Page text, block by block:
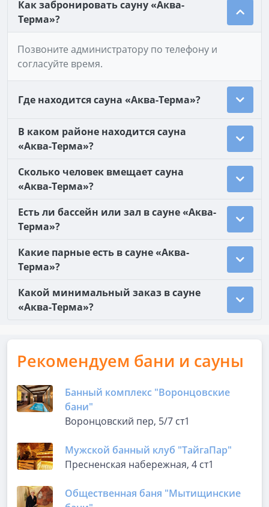
Как забронировать сауну «Аква-
Терма»?
Позвоните администратору по телефону и
согласуйте время.
Где находится сауна «Аква-Терма»?
В каком районе находится сауна
«Аква-Терма»?
Сколько человек вмещает сауна
«Аква-Терма»?
Есть ли бассейн или зал в сауне «Аква-
Терма»?
Какие парные есть в сауне «Аква-
Терма»?
Какой минимальный заказ в сауне
«Аква-Терма»?
Рекомендуем бани и сауны
Банный комплекс "Воронцовские
бани"
Воронцовский пер, 5/7 ст1
Мужской банный клуб "ТайгаПар"
Пресненская набережная, 4 ст1
Общественная баня "Мытищинские